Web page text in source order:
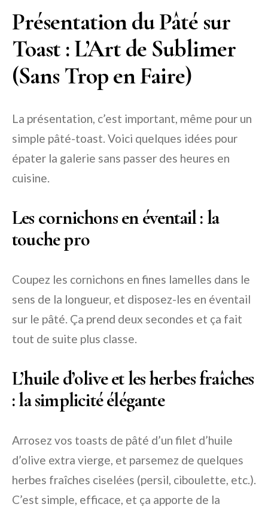
Présentation du Pâté sur
Toast : L’Art de Sublimer
(Sans Trop en Faire)
La présentation, c’est important, même pour un
simple pâté-toast. Voici quelques idées pour
épater la galerie sans passer des heures en
cuisine.
Les cornichons en éventail : la
touche pro
Coupez les cornichons en fines lamelles dans le
sens de la longueur, et disposez-les en éventail
sur le pâté. Ça prend deux secondes et ça fait
tout de suite plus classe.
L’huile d’olive et les herbes fraîches
: la simplicité élégante
Arrosez vos toasts de pâté d’un filet d’huile
d’olive extra vierge, et parsemez de quelques
herbes fraîches ciselées (persil, ciboulette, etc.).
C’est simple, efficace, et ça apporte de la